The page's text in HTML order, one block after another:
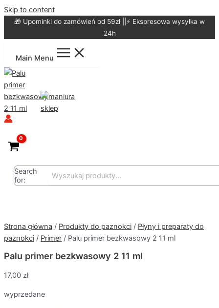
Skip to content
🎁 Upominki do zamówień od 59zł ||⚡ Ekspresowa wysyłka w
24h
Main Menu
Search
for:
Strona główna / Produkty do paznokci / Płyny i preparaty do
paznokci / Primer / Palu primer bezkwasowy 2 11 ml
Palu primer bezkwasowy 2 11 ml
17,00 zł
wyprzedane